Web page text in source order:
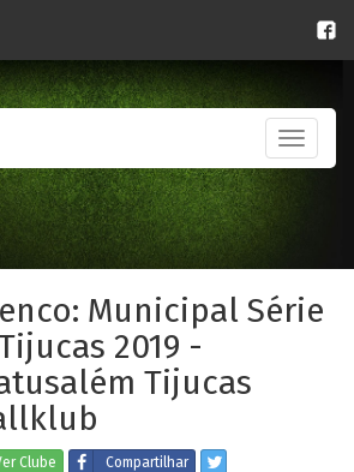
Toggle
Municipal Série
2019 -
Tijucas
Clube Compartilhar